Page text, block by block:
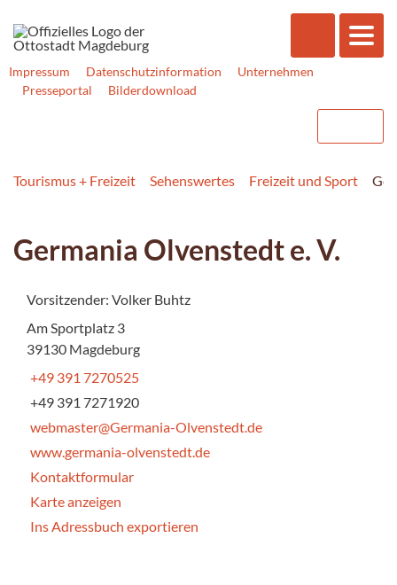
Impressum Datenschutzinformation
Unternehmen
Presseportal
Bilderdownload
Tourismus + Freizeit Sehenswertes Freizeit und Sport
Germania Olvenstedt e. V.
Vorsitzender: Volker Buhtz
Am Sportplatz 3
39130 Magdeburg
+49 391 7270525
+49 391 7271920
webmaster@Germania-Olvenstedt.de
www.germania-olvenstedt.de
Kontaktformular
Karte anzeigen
Ins Adressbuch exportieren